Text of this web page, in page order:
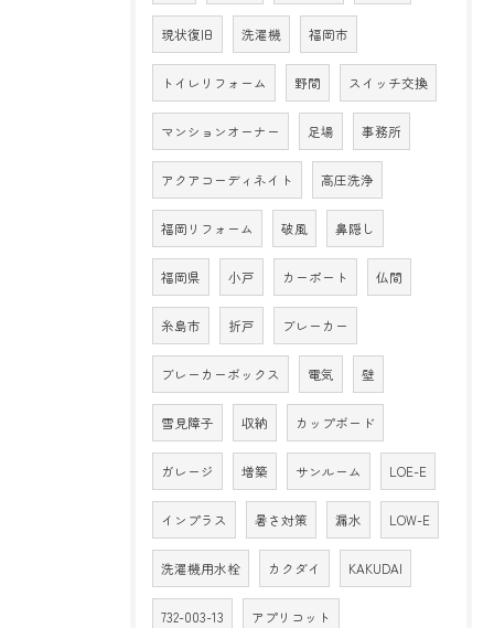
現状復旧 洗濯機 福岡市
トイレリフォーム 野間 スイッチ交換
マンションオーナー 足場 事務所
アクアコーディネイト 高圧洗浄
福岡リフォーム 破風 鼻隠し
福岡県 小戸 カーポート 仏間
糸島市 折戸 ブレーカー
ブレーカーボックス 電気 壁
雪見障子 収納 カップボード
ガレージ 増築 サンルーム LOE-E
インプラス 暑さ対策 漏水 LOW-E
洗濯機用水栓 カクダイ KAKUDAI
732-003-13 アプリコット